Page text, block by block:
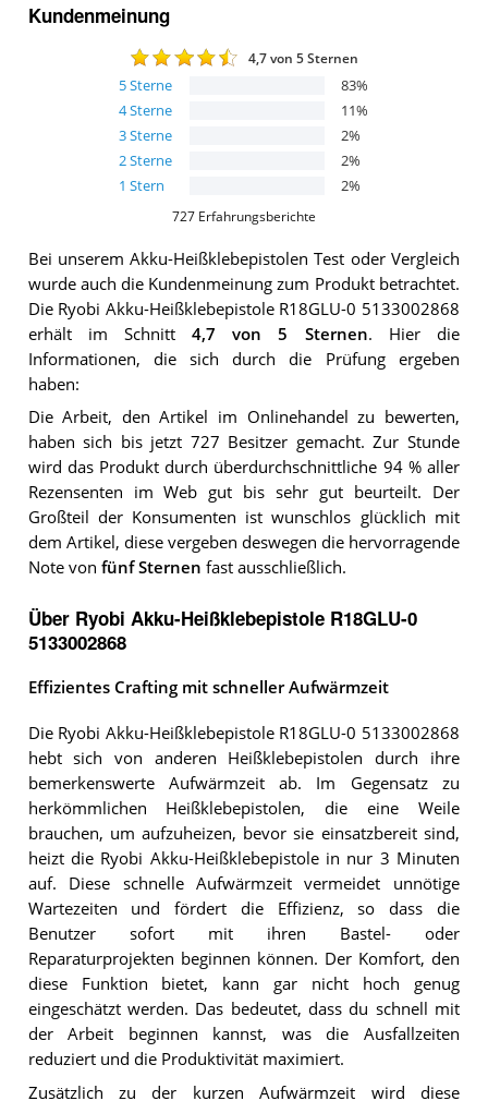
Kundenmeinung
4,7von 5 Sternen
5Sterne 83%
4Sterne 11%
3Sterne 2%
2Sterne 2%
1 Stern 2%
727 Erfahrungsberichte
Bei unseremAkku-Heißklebepistolen Test oder Vergleich
wurde auch die Kundenmeinung zum Produkt betrachtet.
Die Ryobi Akku-Heißklebepistole R18GLU-0 5133002868
erhält im Schnitt4,7 von 5 Sternen. Hier die
Informationen, die sich durch die Prüfung ergeben
haben:
Die Arbeit, den Artikel im Onlinehandel zu bewerten,
haben sich bis jetzt 727 Besitzer gemacht. Zur Stunde
wird das Produkt durch überdurchschnittliche 94 % aller
Rezensenten im Web gut bis sehr gut beurteilt. Der
Großteil der Konsumenten ist wunschlos glücklich mit
dem Artikel, diese vergeben deswegen die hervorragende
Note von fünf Sternen fast ausschließlich.
Über Ryobi Akku-Heißklebepistole R18GLU-0
5133002868
Effizientes Crafting mit schneller Aufwärmzeit
Die Ryobi Akku-Heißklebepistole R18GLU-0 5133002868
hebt sich von anderen Heißklebepistolen durch ihre
bemerkenswerte Aufwärmzeit ab. Im Gegensatz zu
herkömmlichen Heißklebepistolen, die eine Weile
brauchen, um aufzuheizen, bevor sie einsatzbereit sind,
heizt die Ryobi Akku-Heißklebepistole in nur 3 Minuten
auf. Diese schnelle Aufwärmzeit vermeidet unnötige
Wartezeiten und fördert die Effizienz, so dass die
Benutzer sofort mit ihren Bastel- oder
Reparaturprojekten beginnen können. Der Komfort, den
diese Funktion bietet, kann gar nicht hoch genug
eingeschätzt werden. Das bedeutet, dass du schnell mit
der Arbeit beginnen kannst, was die Ausfallzeiten
reduziert und die Produktivität maximiert.
Zusätzlich zu der kurzen Aufwärmzeit wird diese